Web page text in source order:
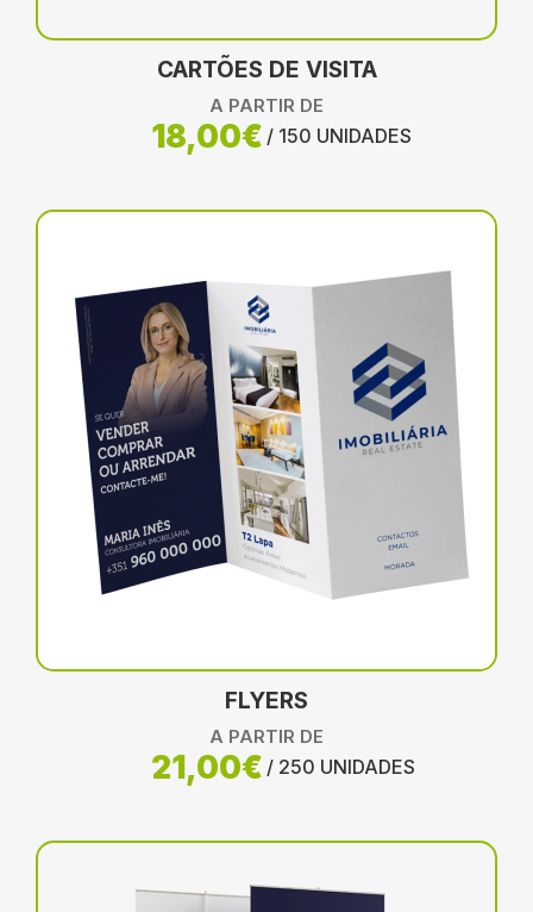
CARTÕES DE VISITA
A PARTIR DE
18,00€ / 150 UNIDADES
FLYERS
A PARTIR DE
21,00€ / 250 UNIDADES